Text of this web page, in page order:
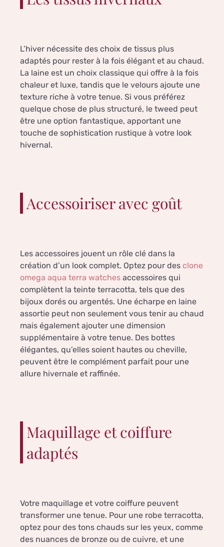
L’hiver nécessite des choix de tissus plus
adaptés pour rester à la fois élégant et au chaud.
La laine est un choix classique qui offre à la fois
chaleur et luxe, tandis que le velours ajoute une
texture riche à votre tenue. Si vous préférez
quelque chose de plus structuré, le tweed peut
être une option fantastique, apportant une
touche de sophistication rustique à votre look
hivernal.
Accessoiriser avec goût
Les accessoires jouent un rôle clé dans la
création d’un look complet. Optez pour des clone
omega aqua terra watches accessoires qui
complètent la teinte terracotta, tels que des
bijoux dorés ou argentés. Une écharpe en laine
assortie peut non seulement vous tenir au chaud
mais également ajouter une dimension
supplémentaire à votre tenue. Des bottes
élégantes, qu’elles soient hautes ou cheville,
peuvent être le complément parfait pour une
allure hivernale et raffinée.
Maquillage et coiffure
adaptés
Votre maquillage et votre coiffure peuvent
transformer une tenue. Pour une robe terracotta,
optez pour des tons chauds sur les yeux, comme
des nuances de bronze ou de cuivre, et une